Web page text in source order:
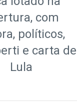
com
políticos,
e carta de
Lula